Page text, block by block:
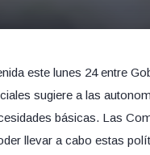
este lunes 24 entre
sugiere a las
básicas. Las
llevar a cabo estas